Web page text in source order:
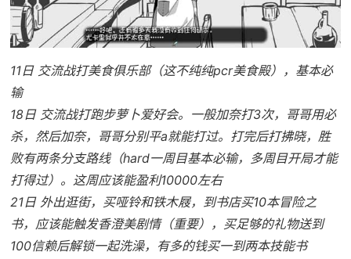
11日 交流战打美食俱乐部（这不纯纯pcr美食殿），基本必
输
18日 交流战打跑步萝卜爱好会。一般加奈打3次，哥哥用必
杀，然后加奈，哥哥分别平a就能打过。打完后打拂晓，胜
败有两条分支路线（hard一周目基本必输，多周目开局才能
打得过）。这周应该能盈利10000左右
21日 外出逛街，买哑铃和铁木屐，到书店买10本冒险之
书，应该能触发香澄美剧情（重要），买足够的礼物送到
100信赖后解锁一起洗澡，有多的钱买一到两本技能书